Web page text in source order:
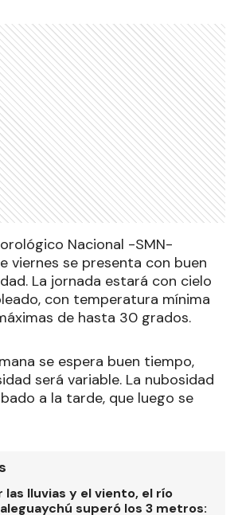
Nacional -SMN-
viernes se presenta con buen
La jornada estará con cielo
con temperatura mínima
de hasta 30 grados.
se espera buen tiempo,
será variable. La nubosidad
a la tarde, que luego se
las lluvias y el viento, el río
superó los 3 metros: